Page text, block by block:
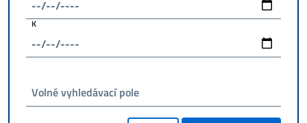
K
Volné vyhledávací pole